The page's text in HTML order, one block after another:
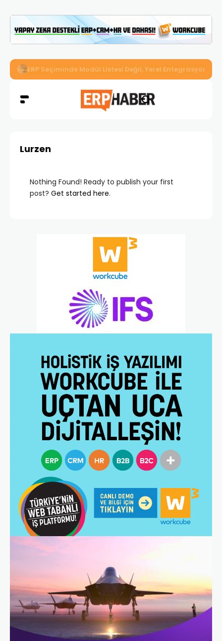
İkizler Aydınlatma, Workcube ERP ile Üretim, Satış ve
Lurzen
Nothing Found! Ready to publish your first
post? Get started here.